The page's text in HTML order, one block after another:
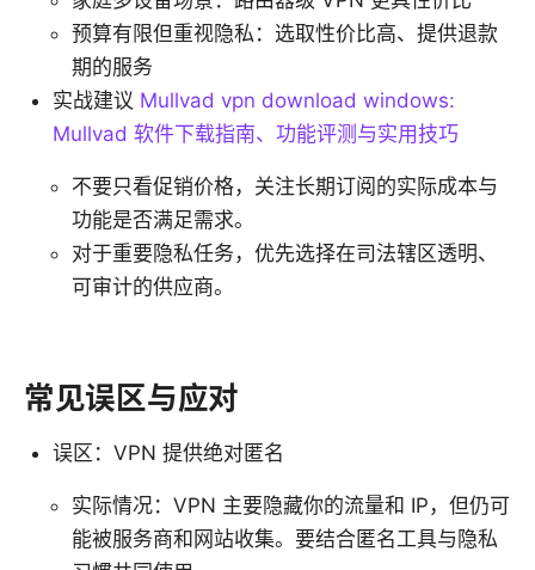
预算有限但重视隐私：选取性价比高、提供退款
期的服务
实战建议 Mullvad vpn download windows:
Mullvad 软件下载指南、功能评测与实用技巧
不要只看促销价格，关注长期订阅的实际成本与
功能是否满足需求。
对于重要隐私任务，优先选择在司法辖区透明、
可审计的供应商。
常见误区与应对
误区：VPN 提供绝对匿名
实际情况：VPN 主要隐藏你的流量和 IP，但仍可
能被服务商和网站收集。要结合匿名工具与隐私